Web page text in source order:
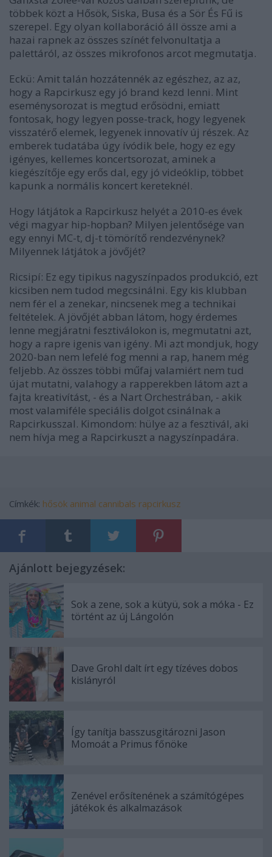
többek közt a Hősök, Siska, Busa és a Sör És Fű is
szerepel. Egy olyan kollaboráció áll össze ami a
hazai rapnek az összes színét felvonultatja a
palettáról, az összes mikrofonos arcot megmutatja.
Eckü: Amit talán hozzátennék az egészhez, az az,
hogy a Rapcirkusz egy jó brand kezd lenni. Mint
eseménysorozat is megtud erősödni, emiatt
fontosak, hogy legyen posse-track, hogy legyenek
visszatérő elemek, legyenek innovatív új részek. Az
emberek tudatába úgy ívódik bele, hogy ez egy
igényes, kellemes koncertsorozat, aminek a
kiegészítője egy erős dal, egy jó videóklip, többet
kapunk a normális koncert kereteknél.
Hogy látjátok a Rapcirkusz helyét a 2010-es évek
végi magyar hip-hopban? Milyen jelentősége van
egy ennyi MC-t, dj-t tömörítő rendezvénynek?
Milyennek látjátok a jövőjét?
Ricsipí: Ez egy tipikus nagyszínpados produkció, ezt
kicsiben nem tudod megcsinálni. Egy kis klubban
nem fér el a zenekar, nincsenek meg a technikai
feltételek. A jövőjét abban látom, hogy érdemes
lenne megjáratni fesztiválokon is, megmutatni azt,
hogy a rapre igenis van igény. Mi azt mondjuk, hogy
2020-ban nem lefelé fog menni a rap, hanem még
feljebb. Az összes többi műfaj valamiért nem tud
újat mutatni, valahogy a rapperekben látom azt a
fajta kreativítást, - és a Nart Orchestrában, - akik
most valamiféle speciális dolgot csinálnak a
Rapcirkusszal. Kimondom: hülye az a fesztivál, aki
nem hívja meg a Rapcirkuszt a nagyszínpadára.
Címkék: hősök animal cannibals rapcirkusz
Ajánlott bejegyzések:
Sok a zene, sok a kütyü, sok a móka - Ez
történt az új Lángolón
Dave Grohl dalt írt egy tízéves dobos
kislányról
Így tanítja basszusgitározni Jason
Momoát a Primus főnöke
Zenével erősítenének a számítógépes
játékok és alkalmazások